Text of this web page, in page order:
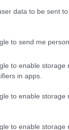
data to be sent
to send me
to enable
in apps.
to enable
to enable storage